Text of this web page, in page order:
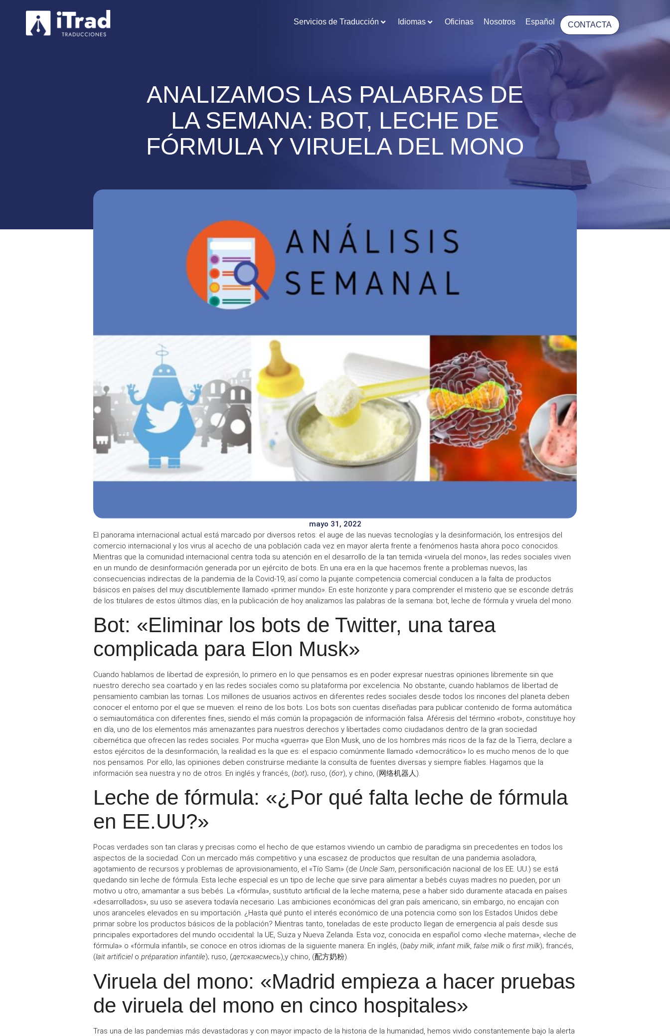
Servicios de Traducción Idiomas Oficinas Nosotros Español CONTACTA
ANALIZAMOS LAS PALABRAS DE
LA SEMANA: BOT, LECHE DE
FÓRMULA Y VIRUELA DEL MONO
mayo 31, 2022
El panorama internacional actual está marcado por diversos retos: el auge de las nuevas tecnologías y la desinformación , los entresijos del
comercio internacional y los virus al acecho de una población cada vez en mayor alerta frente a fenómenos hasta ahora poco conocidos.
Mientras que la comunidad internacional centra toda su atención en el desarrollo de la tan temida «viruela del mono», las redes sociales viven
en un mundo de desinformación generada por un ejército de bots . En una era en la que hacemos frente a problemas nuevos, las
consecuencias indirectas de la pandemia de la Covid-19, así como la pujante competencia comercial conducen a la falta de productos
básicos en países del muy discutiblemente llamado «primer mundo». En este horizonte y para comprender el misterio que se esconde detrás
de los titulares de estos últimos días, en la publicación de hoy analizamos las palabras de la semana: bot, leche de fórmula y viruela del mono
Bot: «Eliminar los bots de Twitter, una tarea
complicada para Elon Musk»
Cuando hablamos de libertad de expresión, lo primero en lo que pensamos es en poder expresar nuestras opiniones libremente sin que
nuestro derecho sea coartado y en las redes sociales como su plataforma por excelencia. No obstante, cuando hablamos de libertad de
pensamiento cambian las tornas. Los millones de usuarios activos en diferentes redes sociales desde todos los rincones del planeta deben
conocer el entorno por el que se mueven: el reino de los bots. Los bots son cuentas diseñadas para publicar contenido de forma automática
o semiautomática con diferentes fines, siendo el más común la propagación de información falsa. Aféresis del término «robot», constituye hoy
en día, uno de los elementos más amenazantes para nuestros derechos y libertades como ciudadanos dentro de la gran sociedad
cibernética que ofrecen las redes sociales. Por mucha «guerra» que Elon Musk, uno de los hombres más ricos de la faz de la Tierra, declare a
estos ejércitos de la desinformación, la realidad es la que es: el espacio comúnmente llamado «democrático» lo es mucho menos de lo que
nos pensamos. Por ello, las opiniones deben construirse mediante la consulta de fuentes diversas y siempre fiables. Hagamos que la
información sea nuestra y no de otros. En inglés y francés, (bot); ruso, (бот), y chino, (网络机器人).
Leche de fórmula: «¿Por qué falta leche de fórmula
en EE.UU?»
Pocas verdades son tan claras y precisas como el hecho de que estamos viviendo un cambio de paradigma sin precedentes en todos los
aspectos de la sociedad. Con un mercado más competitivo y una escasez de productos que resultan de una pandemia asoladora,
agotamiento de recursos y problemas de aprovisionamiento, el «Tío Sam» (de Uncle Sam, personificación nacional de los EE. UU.) se está
quedando sin leche de fórmula. Esta leche especial es un tipo de leche que sirve para alimentar a bebés cuyas madres no pueden, por un
motivo u otro, amamantar a sus bebés. La «fórmula», sustituto artificial de la leche materna, pese a haber sido duramente atacada en países
«desarrollados», su uso se asevera todavía necesario. Las ambiciones económicas del gran país americano, sin embargo, no encajan con
unos aranceles elevados en su importación. ¿Hasta qué punto el interés económico de una potencia como son los Estados Unidos debe
primar sobre los productos básicos de la población? Mientras tanto, toneladas de este producto llegan de emergencia al país desde sus
principales exportadores del mundo occidental: la UE, Suiza y Nueva Zelanda. Esta voz, conocida en español como « leche materna», «leche de
fórmula» o «fórmula infantil», se conoce en otros idiomas de la siguiente manera: En inglés, (baby milk, infant milk, false milk o first milk); francés,
(lait artificiel o préparation infantile); ruso, (детскаясмесь),y chino, (配方奶粉).
Viruela del mono: «Madrid empieza a hacer pruebas
de viruela del mono en cinco hospitales»
Tras una de las pandemias más devastadoras y con mayor impacto de la historia de la humanidad, hemos vivido constantemente bajo la alerta